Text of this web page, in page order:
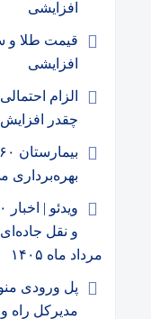
افزایشی
افزایشی
الزام
چقدر
بهره‌برداری
و نقل
مرداد ماه ۱۴۰۵
پل ورودی
مدیرکل راه